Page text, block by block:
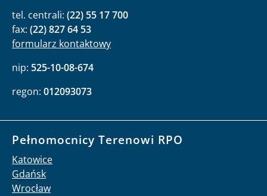
tel. centrali: (22) 55 17 700
fax: (22) 827 64 53
formularz kontaktowy
nip: 525-10-08-674
regon: 012093073
Pełnomocnicy Terenowi RPO
Katowice
Gdańsk
Wrocław